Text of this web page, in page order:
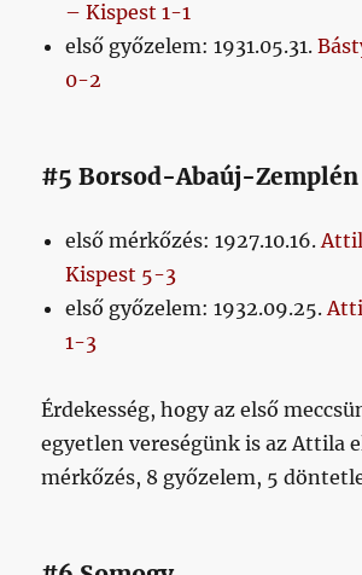
– Kispest 1-1
első győzelem: 1931.05.31.
0-2
#5 Borsod-Abaúj-Zemplén
első mérkőzés: 1927.10.16.
Kispest 5-3
első győzelem: 1932.09.25.
1-3
Érdekesség, hogy az első
egyetlen vereségünk is az Attila
mérkőzés, 8 győzelem, 5